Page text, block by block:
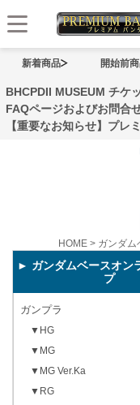
メニュー
新着商品 開始前
BHCPDII MUSEUM チケ
FAQページおよびお問合
【重要なお知らせ】プ
HOME > ガンダム
► ガンダムベースオン
プ
ガンプラ
▼HG
▼MG
▼MG Ver.Ka
▼RG